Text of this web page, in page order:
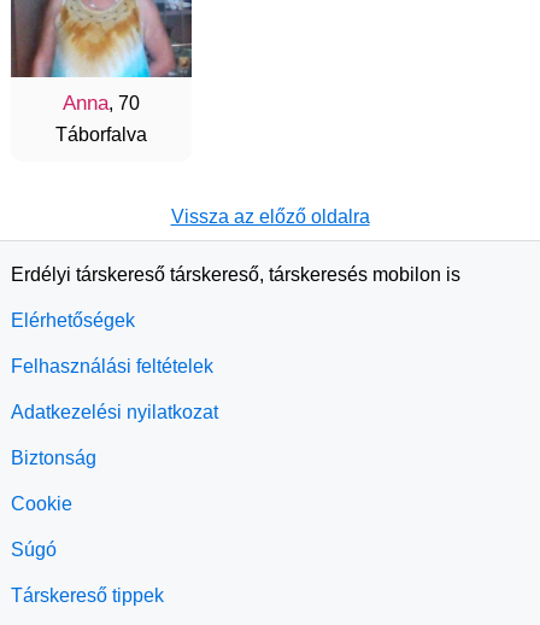
Anna, 70
Táborfalva
Vissza az előző oldalra
Erdélyi társkereső társkereső, társkeresés mobilon is
Elérhetőségek
Felhasználási feltételek
Adatkezelési nyilatkozat
Biztonság
Cookie
Súgó
Társkereső tippek